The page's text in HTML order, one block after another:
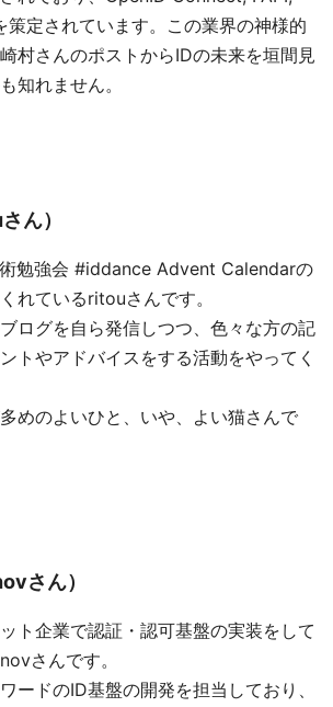
策定されています。この業界の神様的
村さんのポストからIDの未来を垣間見
知れません。
ん）
勉強会 #iddance Advent Calendarの
れているritouさんです。
ログを自ら発信しつつ、色々な方の記
トやアドバイスをする活動をやってく
めのよいひと、いや、よい猫さんで
さん）
ト企業で認証・認可基盤の実装をして
さんです。
ードのID基盤の開発を担当しており、